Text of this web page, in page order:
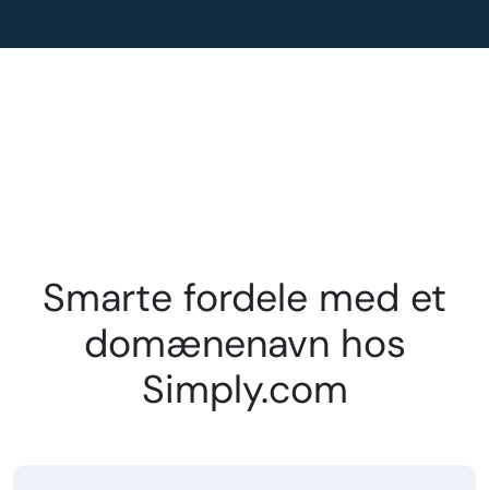
Smarte fordele med et
domænenavn hos
Simply.com